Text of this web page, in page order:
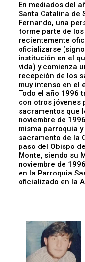
En mediados del
Santa Catalina de
Fernando, una
forme parte de los
recientemente
oficializarse
institución en el
vida) y comienza
recepción de los
muy intenso en el
Todo el año 1996
con otros jóvenes
sacramentos que
noviembre de
misma parroquia
sacramento de la
paso del Obispo
Monte, siendo su
noviembre de
en la Parroquia
oficializado en la